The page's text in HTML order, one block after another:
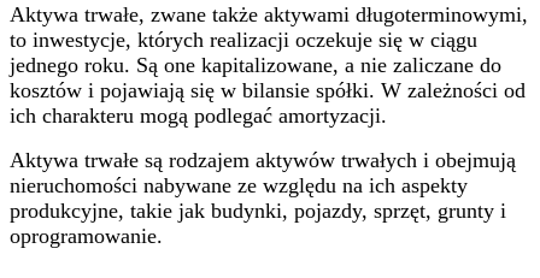
Aktywa trwałe, zwane także aktywami długoterminowymi,
to inwestycje, których realizacji oczekuje się w ciągu
jednego roku. Są one kapitalizowane, a nie zaliczane do
kosztów i pojawiają się w bilansie spółki. W zależności od
ich charakteru mogą podlegać amortyzacji.
Aktywa trwałe są rodzajem aktywów trwałych i obejmują
nieruchomości nabywane ze względu na ich aspekty
produkcyjne, takie jak budynki, pojazdy, sprzęt, grunty i
oprogramowanie.